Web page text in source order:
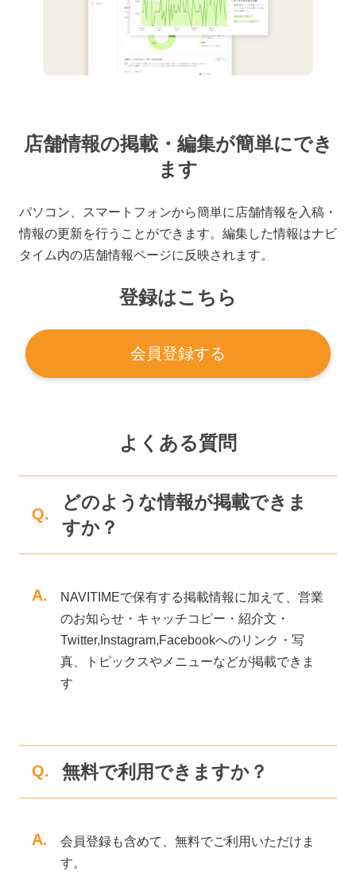
店舗情報の掲載・編集が簡単にでき
ます
パソコン、スマートフォンから簡単に店舗情報を入稿・
情報の更新を行うことができます。編集した情報はナビ
タイム内の店舗情報ページに反映されます。
登録はこちら
会員登録する
よくある質問
Q.
どのような情報が掲載できま
すか？
A.
NAVITIMEで保有する掲載情報に加えて、営業
のお知らせ・キャッチコピー・紹介文・
Twitter,Instagram,Facebookへのリンク・写
真、トピックスやメニューなどが掲載できま
す
Q. 無料で利用できますか？
A.
会員登録も含めて、無料でご利用いただけま
す。